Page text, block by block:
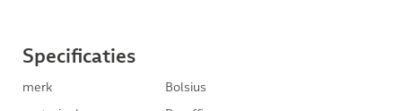
Specificaties
merk
Bolsius